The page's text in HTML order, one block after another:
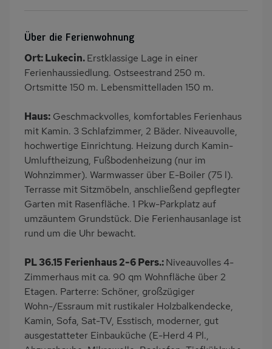
Terrasse
PKW-Parkplatz
Eingezäuntes
Dusche
Küche
Herd (4 Kochfelder)
Backofen
Geschirrspülmaschine
Kühlschrank
Mikrowelle
Gefrierschrank
Ruhige Lage
Kinderhochstuhl
Nichtraucher
Freisitz im Garten
Badewanne/WC
Wb/WC
Kaffeemaschine
Strandnah
am Waldrand
Bettwäsche mietbar
Über die Ferienwohnung
Ort: Lukecin.Erstklassige Lage in einer
Ferienhaussiedlung. Ostseestrand 250 m.
Ortsmitte 150 m. Lebensmittelladen 150 m.
Haus: Geschmackvolles, komfortables Ferienhaus
mit Kamin. 3 Schlafzimmer, 2 Bäder. Niveauvolle,
hochwertige Einrichtung. Heizung durch Kamin-
Umluftheizung, Fußbodenheizung (nur im
Wohnzimmer). Warmwasser über E-Boiler (75 l).
Terrasse mit Sitzmöbeln, anschließend gepflegter
Garten mit Rasenfläche. 1 Pkw-Parkplatz auf
umzäuntem Grundstück. Die Ferienhausanlage ist
rund um die Uhr bewacht.
PL 36.15 Ferienhaus 2-6 Pers.:Niveauvolles 4-
Zimmerhaus mit ca. 90 qm Wohnfläche über 2
Etagen. Parterre: Schöner, großzügiger
Wohn-/Essraum mit rustikaler Holzbalkendecke,
Kamin, Sofa, Sat-TV, Esstisch, moderner, gut
ausgestatteter Einbauküche (E-Herd 4 Pl.,